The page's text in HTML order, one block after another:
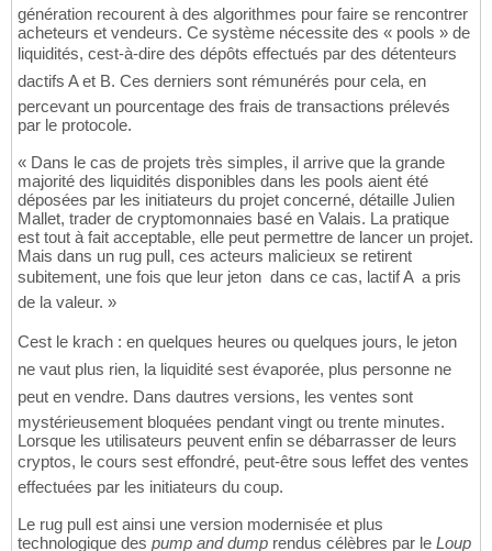
génération recourent à des algorithmes pour faire se rencontrer
acheteurs et vendeurs. Ce système nécessite des « pools » de
liquidités, cest-à-dire des dépôts effectués par des détenteurs
dactifs A et B. Ces derniers sont rémunérés pour cela, en
percevant un pourcentage des frais de transactions prélevés
par le protocole.
« Dans le cas de projets très simples, il arrive que la grande
majorité des liquidités disponibles dans les pools aient été
déposées par les initiateurs du projet concerné, détaille Julien
Mallet, trader de cryptomonnaies basé en Valais. La pratique
est tout à fait acceptable, elle peut permettre de lancer un projet.
Mais dans un rug pull, ces acteurs malicieux se retirent
subitement, une fois que leur jeton  dans ce cas, lactif A  a pris
de la valeur. »
Cest le krach : en quelques heures ou quelques jours, le jeton
ne vaut plus rien, la liquidité sest évaporée, plus personne ne
peut en vendre. Dans dautres versions, les ventes sont
mystérieusement bloquées pendant vingt ou trente minutes.
Lorsque les utilisateurs peuvent enfin se débarrasser de leurs
cryptos, le cours sest effondré, peut-être sous leffet des ventes
effectuées par les initiateurs du coup.
Le rug pull est ainsi une version modernisée et plus
technologique des pump and dump rendus célèbres par le Loup